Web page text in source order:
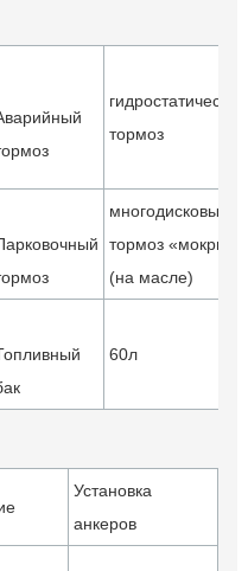
гидростатический
тормоз
многодисковый
тормоз «мокрый»
(на масле)
60л
Установка
анкеров